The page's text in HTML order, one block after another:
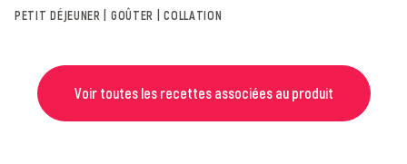
PETIT DÉJEUNER | GOÛTER | COLLATION
Voir toutes les recettes associées au produit